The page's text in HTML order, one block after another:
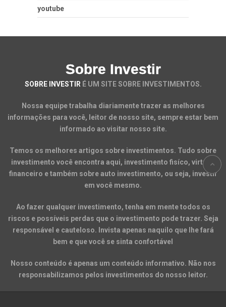
youtube
Sobre Investir
SOBRE INVESTIR É UM SITE SOBRE INVESTIMENTOS.
Nossa equipe trabalha diariamente trazer as melhores
informações para você, leitor de nosso site, sempre estar bem
informado ao visitar nosso site.
Temos os melhores artigos sobre investimentos. Tudo sobre
investimento você encontra aqui, investimento fisíco, virtual,
financeiro e também sobre auto investimento, ou seja, investir
em você mesmo.
Ao fazer qualquer investimento, tenha em mente todos os
riscos e possíveis perdas que o investimento pode trazer. Seja
responsável e cauteloso. Invista apenas naquilo que lhe fará
bem e que você se sinta confortável
Nosso conteúdo é apenas um conteúdo informativo. Não nos
responsabilizamos pelos investimentos do nosso leitor.